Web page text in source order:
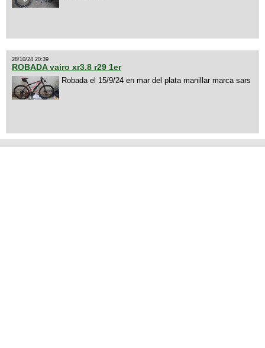
28/10/24 20:39
ROBADA vairo xr3.8 r29 1er
Robada el 15/9/24 en mar del plata manillar marca sars